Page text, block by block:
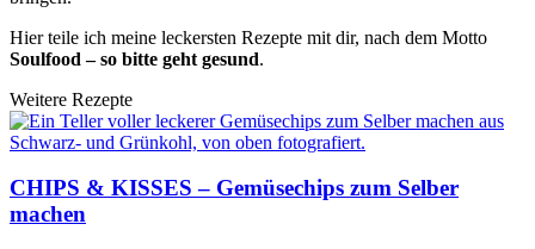
Hier teile ich meine leckersten Rezepte mit dir, nach dem Motto
Soulfood – so bitte geht gesund.
Weitere Rezepte
CHIPS & KISSES – Gemüsechips zum Selber
machen